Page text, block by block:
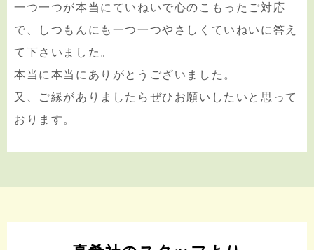
一つ一つが本当にていねいで心のこもったご対応
で、しつもんにも一つ一つやさしくていねいに答え
て下さいました。
本当に本当にありがとうございました。
又、ご縁がありましたらぜひお願いしたいと思って
おります。